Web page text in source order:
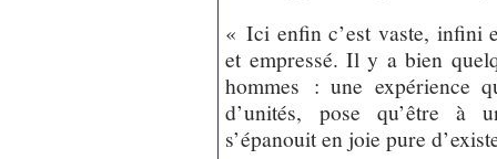
« Ici enfin c’est vaste, infini
et empressé. Il y a bien
hommes : une expérience
d’unités, pose qu’être à
s’épanouit en joie pure